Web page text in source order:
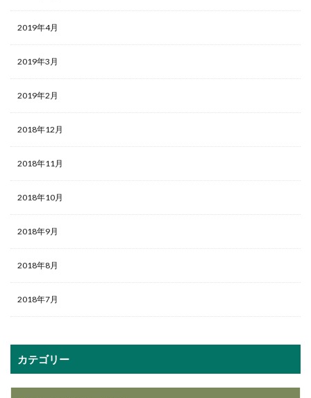
2019年4月
2019年3月
2019年2月
2018年12月
2018年11月
2018年10月
2018年9月
2018年8月
2018年7月
カテゴリー